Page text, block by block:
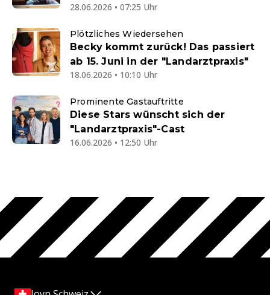
28.06.2026 • 07:25 Uhr
Plötzliches Wiedersehen
Becky kommt zurück! Das passiert
ab 15. Juni in der "Landarztpraxis"
18.06.2026 • 10:10 Uhr
Prominente Gastauftritte
Diese Stars wünscht sich der
"Landarztpraxis"-Cast
16.06.2026 • 12:50 Uhr